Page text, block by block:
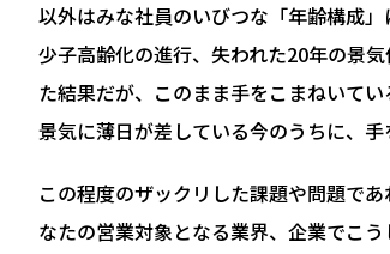
以外はみな社員のいびつな「年齢構成
少子高齢化の進行、失われた20年の景
た結果だが、このまま手をこまねいてい
景気に薄日が差している今のうちに、
この程度のザックリした課題や問題で
なたの営業対象となる業界、企業でこ